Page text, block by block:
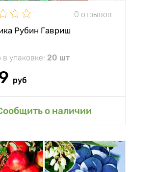
0 отзывов
Рубин Гавриш
упаковке: 20 шт
руб
о наличии